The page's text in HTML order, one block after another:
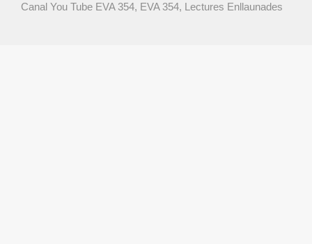
Canal You Tube EVA 354, EVA 354, Lectures Enllaunades